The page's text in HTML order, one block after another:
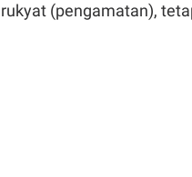
rukyat (pengamatan),